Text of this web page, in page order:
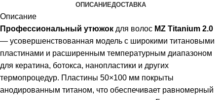
ОПИСАНИЕДОСТАВКА
Описание
Профессиональный утюжок для волос MZ Titanium 2.0
— усовершенствованная модель с широкими титановыми
пластинами и расширенным температурным диапазоном
для кератина, ботокса, нанопластики и других
термопроцедур. Пластины 50×100 мм покрыты
анодированным титаном, что обеспечивает равномерный